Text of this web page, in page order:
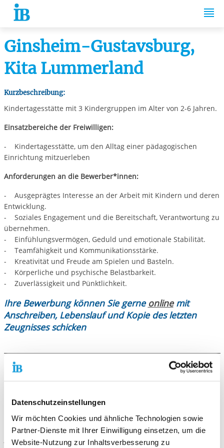
Datenschutzeinstellungen
Wir möchten Cookies und ähnliche Technologien sowie
Partner-Dienste mit Ihrer Einwilligung einsetzen, um die
Website-Nutzung zur Inhaltsverbesserung zu
Springe zum Inhalt
Ginsheim-Gustavsburg,
Kita Lummerland
Kurzbeschreibung:
Kindertagesstätte mit 3 Kindergruppen im Alter von 2-6 Jahren.
Einsatzbereiche der Freiwilligen:
- Kindertagesstätte, um den Alltag einer pädagogischen
Einrichtung mitzuerleben
Anforderungen an die Bewerber*innen:
- Ausgeprägtes Interesse an der Arbeit mit Kindern und deren
Entwicklung.
- Soziales Engagement und die Bereitschaft, Verantwortung zu
übernehmen.
- Einfühlungsvermögen, Geduld und emotionale Stabilität.
- Teamfähigkeit und Kommunikationsstärke.
- Kreativität und Freude am Spielen und Basteln.
- Körperliche und psychische Belastbarkeit.
- Zuverlässigkeit und Pünktlichkeit.
Ihre Bewerbung können Sie gerne onlinemit
Anschreiben, Lebenslauf und Kopie des letzten
Zeugnisses schicken
Galerie
Kontaktiere uns!
E-Mail schreiben